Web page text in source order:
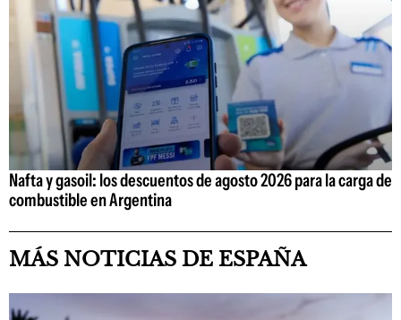
Nafta y gasoil: los descuentos de agosto 2026 para la carga de
combustible en Argentina
MÁS NOTICIAS DE ESPAÑA